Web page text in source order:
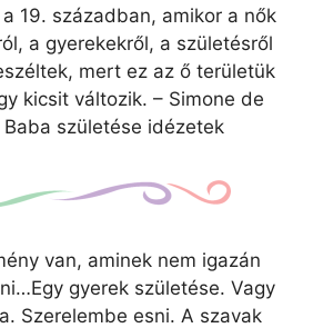
19. században, amikor a nők
a gyerekekről, a születésről
mert ez az ő területük
kicsit változik. – Simone de
Baba születése idézetek
van, aminek nem igazán
gyerek születése. Vagy
Szerelembe esni. A szavak